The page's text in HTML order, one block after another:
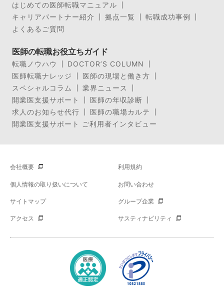
はじめての医師転職マニュアル
キャリアパートナー紹介
拠点一覧
転職成功事例
よくあるご質問
医師の転職お役立ちガイド
転職ノウハウ
DOCTOR’S COLUMN
医師転職ナレッジ
医師の現場と働き方
スペシャルコラム
業界ニュース
開業医支援サポート
医師の年収診断
求人のお知らせ代行
医師の職場カルテ
開業医支援サポート ご利用者インタビュー
会社概要 利用規約
個人情報の取り扱いについて お問い合わせ
サイトマップ グループ企業
アクセス サスティナビリティ